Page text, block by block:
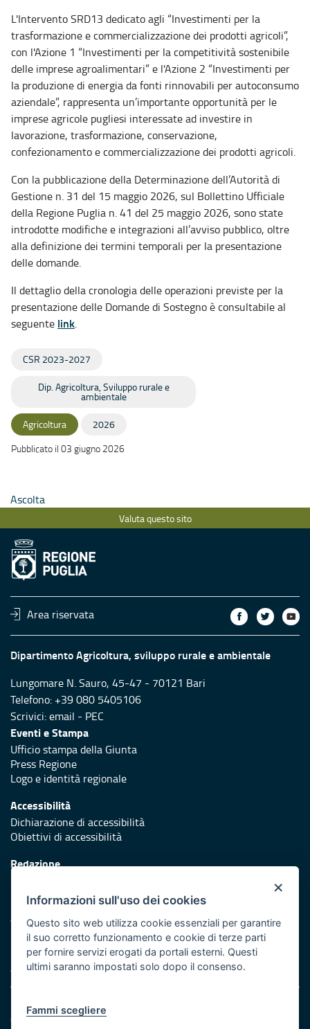
L'Intervento SRD13 dedicato agli “Investimenti per la
trasformazione e commercializzazione dei prodotti agricoli”,
con l'Azione 1 “Investimenti per la competitività sostenibile
delle imprese agroalimentari” e l'Azione 2 “Investimenti per
la produzione di energia da fonti rinnovabili per autoconsumo
aziendale”, rappresenta un’importante opportunità per le
imprese agricole pugliesi interessate ad investire in
lavorazione, trasformazione, conservazione,
confezionamento e commercializzazione dei prodotti agricoli.
Con la pubblicazione della Determinazione dell’Autorità di
Gestione n. 31 del 15 maggio 2026, sul Bollettino Ufficiale
della Regione Puglia n. 41 del 25 maggio 2026, sono state
introdotte modifiche e integrazioni all’avviso pubblico, oltre
alla definizione dei termini temporali per la presentazione
delle domande.
Il dettaglio della cronologia delle operazioni previste per la
presentazione delle Domande di Sostegno è consultabile al
seguente link.
CSR 2023-2027
Dip. Agricoltura, Sviluppo rurale e
ambientale
Agricoltura
2026
Pubblicato il 03 giugno 2026
Ascolta
Valuta questo sito
Area riservata
Dipartimento Agricoltura, sviluppo rurale e ambientale
Lungomare N. Sauro, 45-47 - 70121 Bari
Telefono: +39 080 5405106
Scrivici:email - PEC
Eventi e Stampa
Ufficio stampa della Giunta
Press Regione
Logo e identità regionale
Accessibilità
Dichiarazione di accessibilità
Obiettivi di accessibilità
Redazione
Protezione civile
Vai al sito di Protezione Civile Puglia
Iniziativa finanziata con risorse del POR Puglia 2014/2020 -
Asse XI
Note legali
Cookie e privacy
×
Informazioni sull'uso dei cookies
Questo sito web utilizza cookie essenziali per garantire
il suo corretto funzionamento e cookie di terze parti
per fornire servizi erogati da portali esterni. Questi
ultimi saranno impostati solo dopo il consenso.
Fammi scegliere